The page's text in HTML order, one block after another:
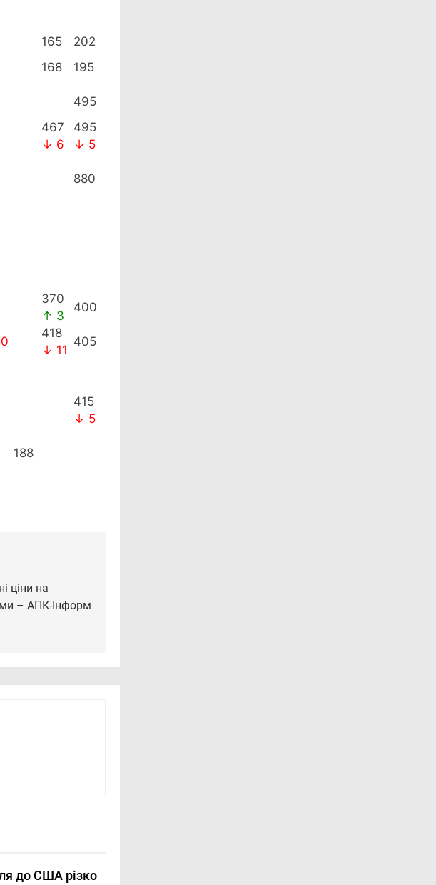
165
202
168
195
495
467
↓ 6
495
↓ 5
880
370
↑ 3
400
418
↓ 11
405
415
↓ 5
188
ціни на
– АПК-Інформ
до США різко